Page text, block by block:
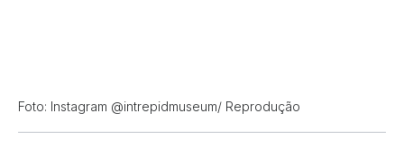
Foto: Instagram @intrepidmuseum/ Reprodução